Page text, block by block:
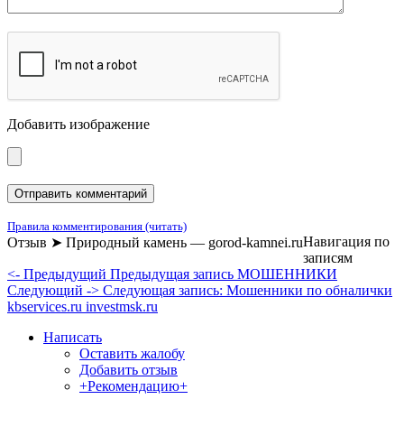
Добавить изображение
Правила комментирования (читать)
Отзыв ➤ Природный камень — gorod-kamnei.ruНавигация по
записям
<- Предыдущий Предыдущая запись МОШЕННИКИ
Следующий -> Следующая запись: Мошенники по обналички
kbservices.ru investmsk.ru
Написать
Оставить жалобу
Добавить отзыв
+Рекомендацию+